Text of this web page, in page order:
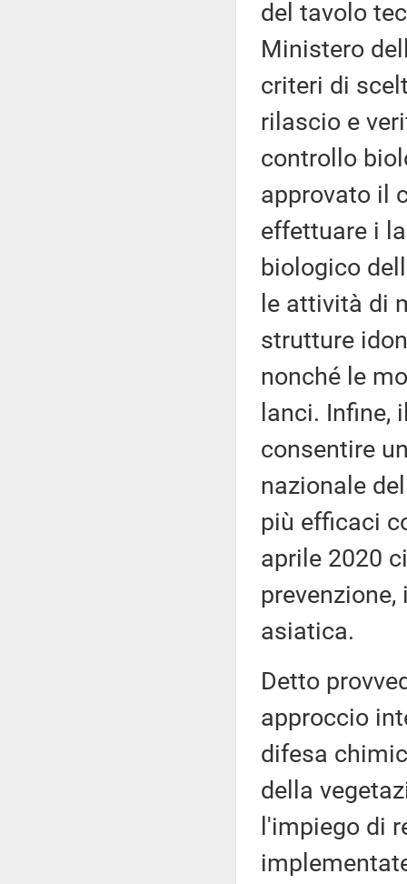
del tavolo
Ministero
criteri di
rilascio e
controllo
approvato il
effettuare i
biologico
le attività di
strutture
nonché le
lanci. Infine,
consentire
nazionale
più efficaci
aprile 2020
asiatica.
Detto
approccio
difesa
della
l'impiego di